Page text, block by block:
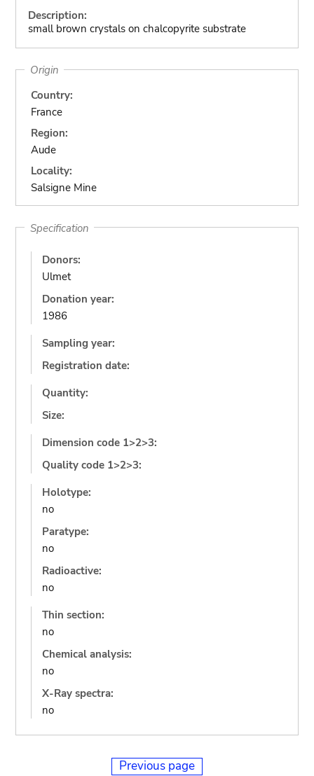
Description:
small brown crystals on chalcopyrite substrate
Origin
Country:
France
Region:
Aude
Locality:
Salsigne Mine
Specification
Donors:
Ulmet
Donation year:
1986
Sampling year:
Registration date:
Quantity:
Size:
Dimension code 1>2>3:
Quality code 1>2>3:
Holotype:
no
Paratype:
no
Radioactive:
no
Thin section:
no
Chemical analysis:
no
X-Ray spectra:
no
Previous page